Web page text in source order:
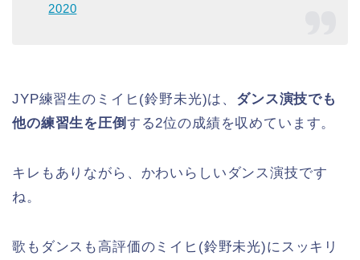
2020
JYP練習生のミイヒ(鈴野未光)は、 ダンス演技でも
他の練習生を圧倒 する2位の成績を収めています。
キレもありながら、かわいらしいダンス演技です
ね。
歌もダンスも高評価のミイヒ(鈴野未光)にスッキリ